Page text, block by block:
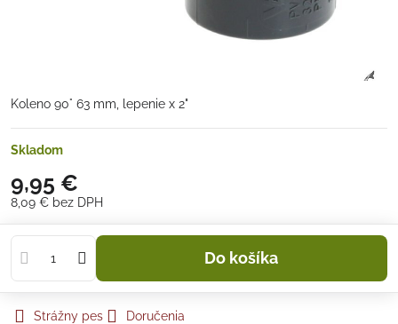
Koleno 90° 63 mm, lepenie x 2"
Skladom
9,95 €
8,09 € bez DPH
Do košíka
Strážny pes Doručenia